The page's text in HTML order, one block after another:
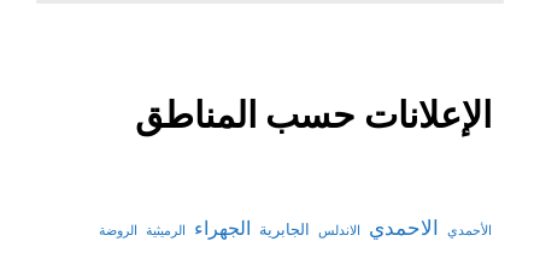
الإعلانات حسب المناطق
الأحمدي الاحمدي الاندلس الجابرية الجهراء الرميثية الروضة